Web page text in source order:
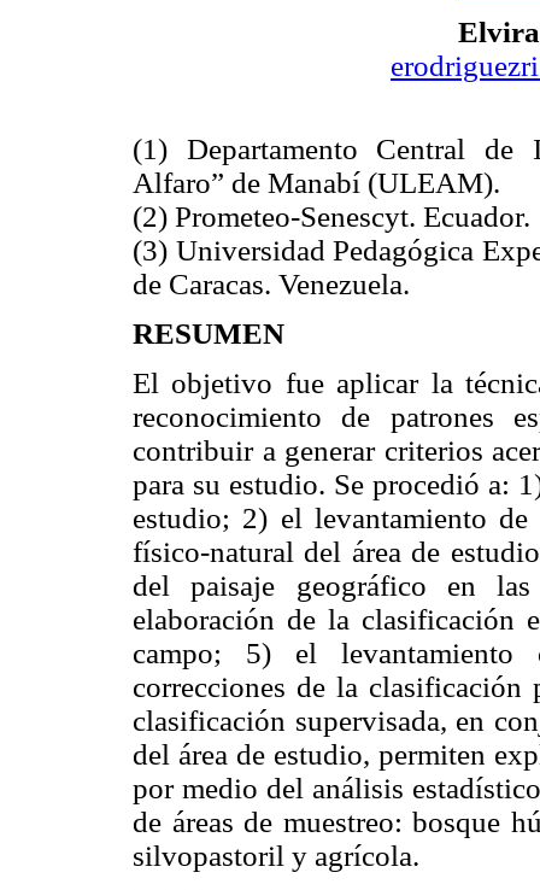
(1) Departamento Central de
Alfaro” de Manabí (ULEAM).
(2) Prometeo-Senescyt. Ecuador.
(3) Universidad Pedagógica
de Caracas. Venezuela.
RESUMEN
El objetivo fue aplicar la
reconocimiento de patrones
contribuir a generar criterios
para su estudio. Se procedió a:
estudio; 2) el levantamiento
físico-natural del área de
del paisaje geográfico en
elaboración de la clasificación
campo; 5) el
correcciones de la
clasificación supervisada, en
del área de estudio, permiten
por medio del análisis
de áreas de muestreo: bosque
silvopastoril y agrícola.